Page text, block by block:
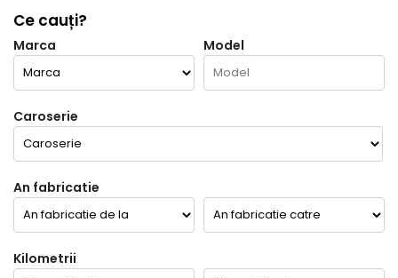
Ce cauți?
Marca Model
Caroserie
An fabricatie
Kilometrii